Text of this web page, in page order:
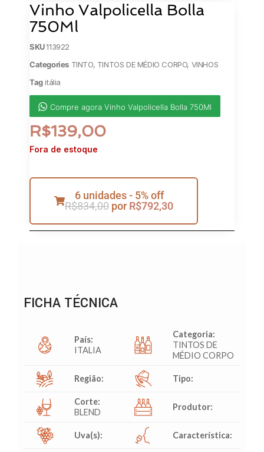
Vinho Valpolicella Bolla
750Ml
SKU113922
Categories TINTO, TINTOS DE MÉDIO CORPO, VINHOS
Tag itália
Compre agora Vinho Valpolicella Bolla 750Ml
R$139,00
Fora de estoque
6 unidades - 5% off
R$834,00 por R$792,30
FICHA TÉCNICA
País:
ITALIA
Categoria:
TINTOS DE
MÉDIO CORPO
Região: Tipo:
Corte:
BLEND
Produtor:
Uva(s): Característica: